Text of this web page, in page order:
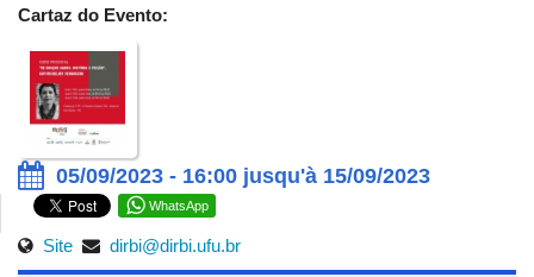
Cartaz do Evento:
05/09/2023 - 16:00 jusqu'à 15/09/2023
WhatsApp
Site dirbi@dirbi.ufu.br